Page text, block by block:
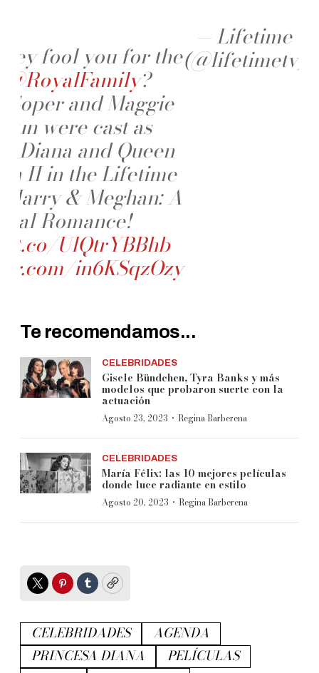
fool you for the
@RoyalFamily?
Soper and Maggie
were cast as
Diana and Queen
II in the Lifetime
Harry & Meghan: A
Romance!
t.co/UlQtrYBBhb
in6KSqzOzy
— Lifetime
(@lifetimetv)
Te recomendamos...
CELEBRIDADES
Gisele Bündchen, Tyra Banks y más
modelos que probaron suerte con la
actuación
Agosto 23, 2023 · Regina Barberena
CELEBRIDADES
María Félix: las 10 mejores películas
donde luce radiante en estilo
Agosto 20, 2023 · Regina Barberena
TwitterPinterest
TumblrCopy
CELEBRIDADES
AGENDA
PRINCESA DIANA
PELÍCULAS